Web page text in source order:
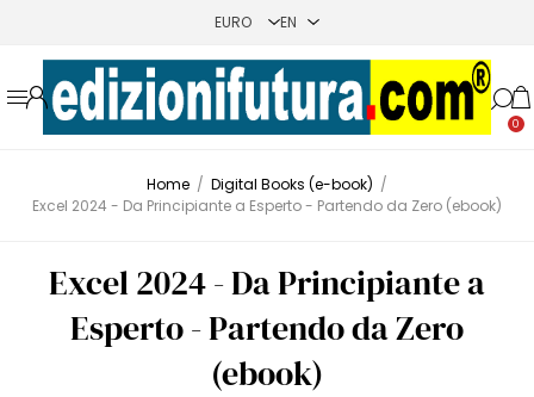
0
Home / Digital Books (e-book) /
Excel 2024 - Da Principiante a Esperto - Partendo da Zero (ebook)
Excel 2024 - Da Principiante a
Esperto - Partendo da Zero
(ebook)